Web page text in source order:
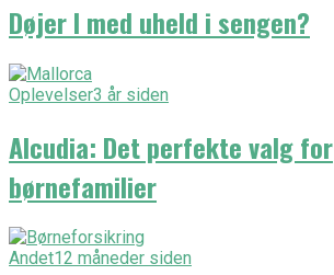
Døjer I med uheld i sengen?
Oplevelser3 år siden
Alcudia: Det perfekte valg for
børnefamilier
Andet12 måneder siden